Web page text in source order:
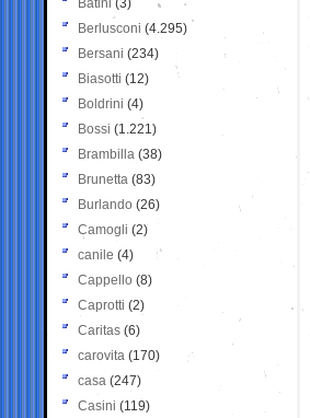
Batini (3)
Berlusconi (4.295)
Bersani (234)
Biasotti (12)
Boldrini (4)
Bossi (1.221)
Brambilla (38)
Brunetta (83)
Burlando (26)
Camogli (2)
canile (4)
Cappello (8)
Caprotti (2)
Caritas (6)
carovita (170)
casa (247)
Casini (119)